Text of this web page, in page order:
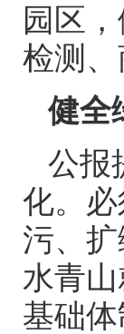
园区
检测
健全
公报
化。
污、
水青
基础